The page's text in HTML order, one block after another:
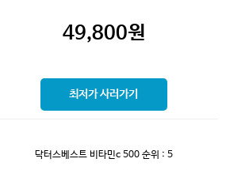
49,800원
최저가 사러가기
닥터스베스트 비타민c 500 순위 : 5